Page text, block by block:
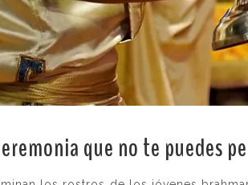
que no te puedes